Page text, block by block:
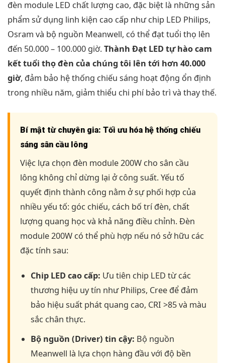
đèn module LED chất lượng cao, đặc biệt là những sản
phẩm sử dụng linh kiện cao cấp như chip LED Philips,
Osram và bộ nguồn Meanwell, có thể đạt tuổi thọ lên
đến 50.000 – 100.000 giờ. Thành Đạt LED tự hào cam
kết tuổi thọ đèn của chúng tôi lên tới hơn 40.000
giờ, đảm bảo hệ thống chiếu sáng hoạt động ổn định
trong nhiều năm, giảm thiểu chi phí bảo trì và thay thế.
Bí mật từ chuyên gia: Tối ưu hóa hệ thống chiếu
sáng sân cầu lông
Việc lựa chọn đèn module 200W cho sân cầu
lông không chỉ dừng lại ở công suất. Yếu tố
quyết định thành công nằm ở sự phối hợp của
nhiều yếu tố: góc chiếu, cách bố trí đèn, chất
lượng quang học và khả năng điều chỉnh. Đèn
module 200W có thể phù hợp nếu nó sở hữu các
đặc tính sau:
Chip LED cao cấp: Ưu tiên chip LED từ các
thương hiệu uy tín như Philips, Cree để đảm
bảo hiệu suất phát quang cao, CRI >85 và màu
sắc chân thực.
Bộ nguồn (Driver) tin cậy: Bộ nguồn
Meanwell là lựa chọn hàng đầu với độ bền